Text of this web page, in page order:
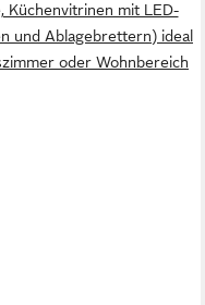
Küchenvitrinen mit LED-
und Ablagebrettern) ideal
oder Wohnbereich